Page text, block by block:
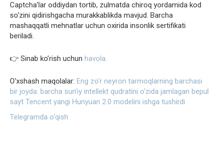
Captcha’lar oddiydan tortib, zulmatda chiroq yordamida kod
so‘zini qidirishgacha murakkablikda mavjud. Barcha
mashaqqatli mehnatlar uchun oxirida insonlik sertifikati
beriladi.
👉 Sinab ko’rish uchun havola.
O‘xshash maqolalar: Eng zo‘r neyron tarmoqlarning barchasi
bir joyda: barcha sun’iy intellekt qudratini o‘zida jamlagan bepul
sayt Tencent yangi Hunyuan 2.0 modelini ishga tushirdi
Telegramda o‘qish